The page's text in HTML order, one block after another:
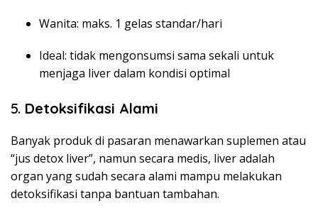
Wanita: maks. 1 gelas standar/hari
Ideal: tidak mengonsumsi sama sekali untuk
menjaga liver dalam kondisi optimal
5. Detoksifikasi Alami
Banyak produk di pasaran menawarkan suplemen atau
“jus detox liver”, namun secara medis, liver adalah
organ yang sudah secara alami mampu melakukan
detoksifikasi tanpa bantuan tambahan.